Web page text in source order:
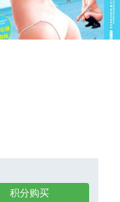
积分购买